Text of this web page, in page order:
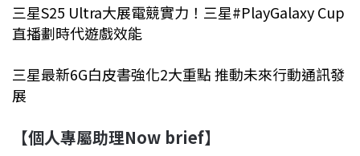
三星S25 Ultra大展電競實力！三星#PlayGalaxy Cup
直播劃時代遊戲效能
三星最新6G白皮書強化2大重點 推動未來行動通訊發
展
【個人專屬助理Now brief】